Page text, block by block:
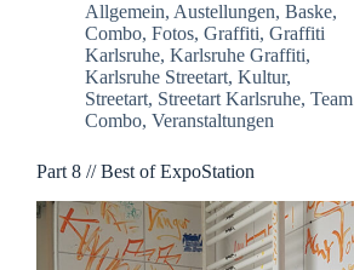
Allgemein, Austellungen, Baske,
Combo, Fotos, Graffiti, Graffiti
Karlsruhe, Karlsruhe Graffiti,
Karlsruhe Streetart, Kultur,
Streetart, Streetart Karlsruhe, Team
Combo, Veranstaltungen
Part 8 // Best of ExpoStation